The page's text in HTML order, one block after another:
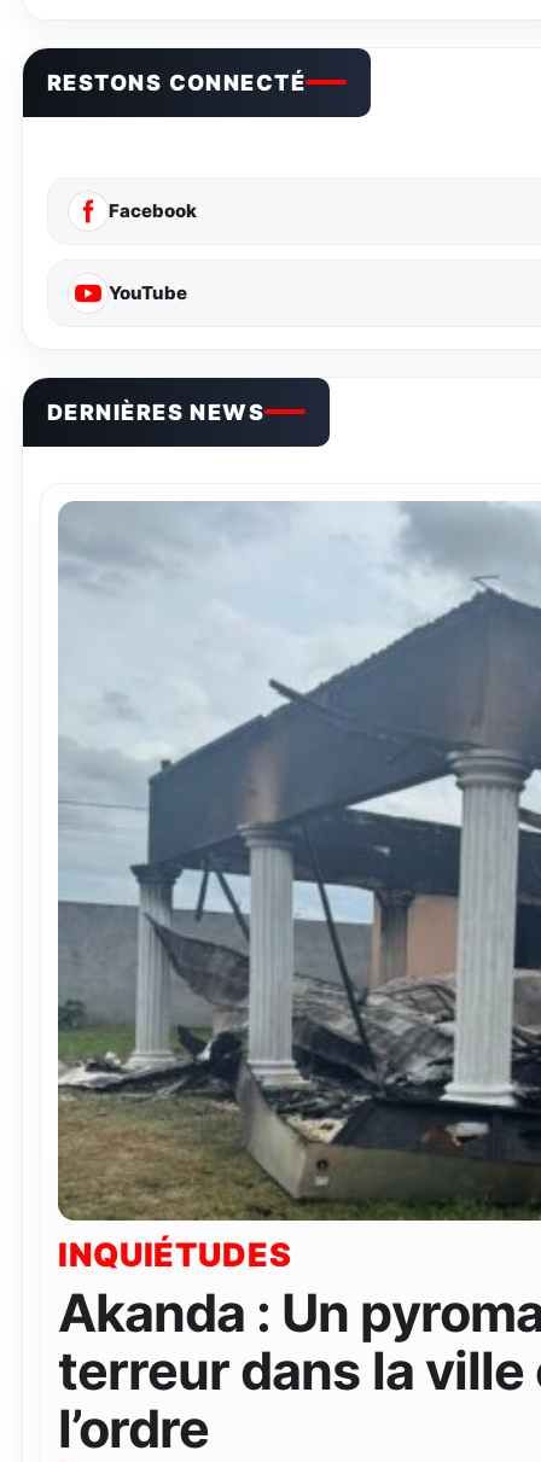
RESTONS CONNECTÉ
Facebook
YouTube
DERNIÈRES NEWS
INQUIÉTUDES
Akanda : Un
terreur dans la
l’ordre